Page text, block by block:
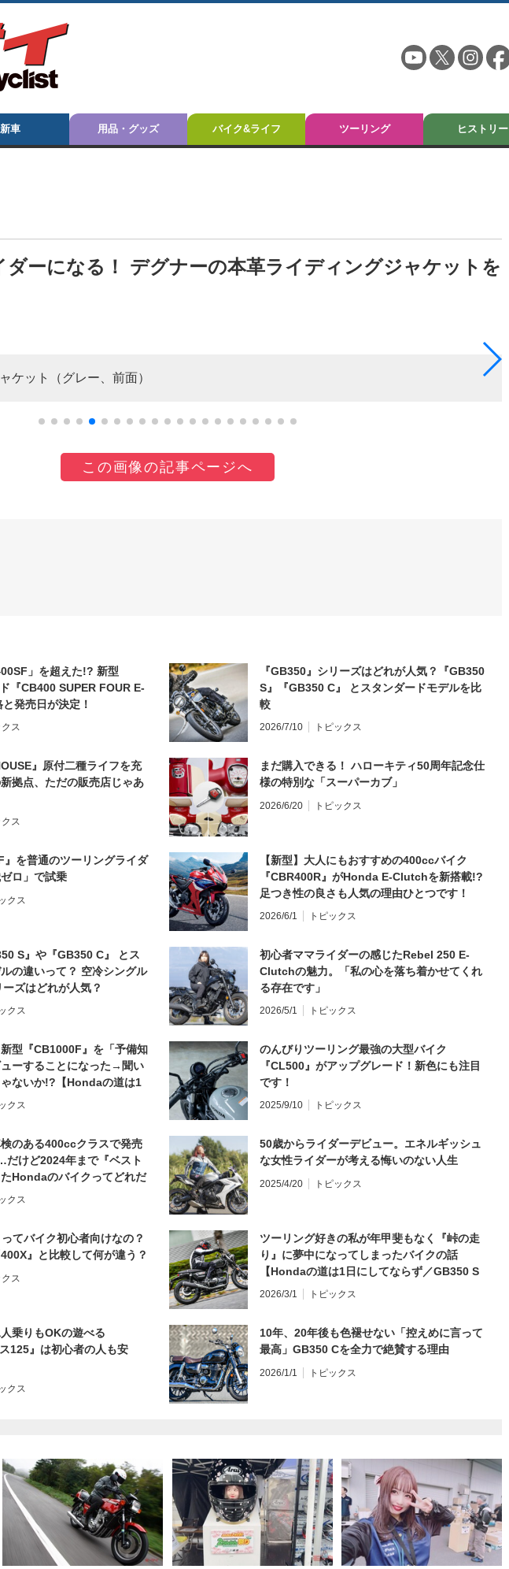
新車 用品・グッズ バイク&ライフ ツーリング ヒストリー
ダーになる！ デグナーの本革ライディングジャケットを
ケット（グレー、前面）
この画像の記事ページへ
」を超えた!? 新型
『CB400 SUPER FOUR E-
発売日が決定！
クス
『GB350』シリーズはどれが人気？『GB350
S』『GB350 C』 とスタンダードモデルを比
較
2026/7/10 トピックス
』原付二種ライフを充
拠点、ただの販売店じゃあ
クス
まだ購入できる！ ハローキティ50周年記念仕
様の特別な「スーパーカブ」
2026/6/20 トピックス
』を普通のツーリングライダ
ロ」で試乗
クス
【新型】大人にもおすすめの400ccバイク
『CBR400R』がHonda E-Clutchを新搭載!?
足つき性の良さも人気の理由ひとつです！
2026/6/1 トピックス
S』や『GB350 C』 とス
の違いって？ 空冷シングル
ーズはどれが人気？
クス
初心者ママライダーの感じたRebel 250 E-
Clutchの魅力。「私の心を落ち着かせてくれ
る存在です」
2026/5/1 トピックス
新型『CB1000F』を「予備知
ーすることになった→聞い
ないか!?【Hondaの道は1
CB1000F ①第一印象 編】
クス
のんびりツーリング最強の大型バイク
『CL500』がアップグレード！新色にも注目
です！
2025/9/10 トピックス
検のある400ccクラスで発売
けど2024年まで『ベスト
Hondaのバイクってどれだ
クス
50歳からライダーデビュー。エネルギッシュ
な女性ライダーが考える悔いのない人生
2025/4/20 トピックス
てバイク初心者向けなの？
』と比較して何が違う？
クス
ツーリング好きの私が年甲斐もなく『峠の走
り』に夢中になってしまったバイクの話
【Hondaの道は1日にしてならず／GB350 S
インプレ・レビュー 前編】
2026/3/1 トピックス
乗りもOKの遊べる
125』は初心者の人も安
クス
10年、20年後も色褪せない「控えめに言って
最高」GB350 Cを全力で絶賛する理由
2026/1/1 トピックス